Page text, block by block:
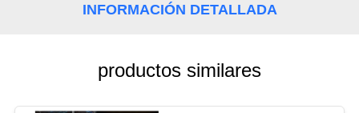
INFORMACIÓN DETALLADA
productos similares